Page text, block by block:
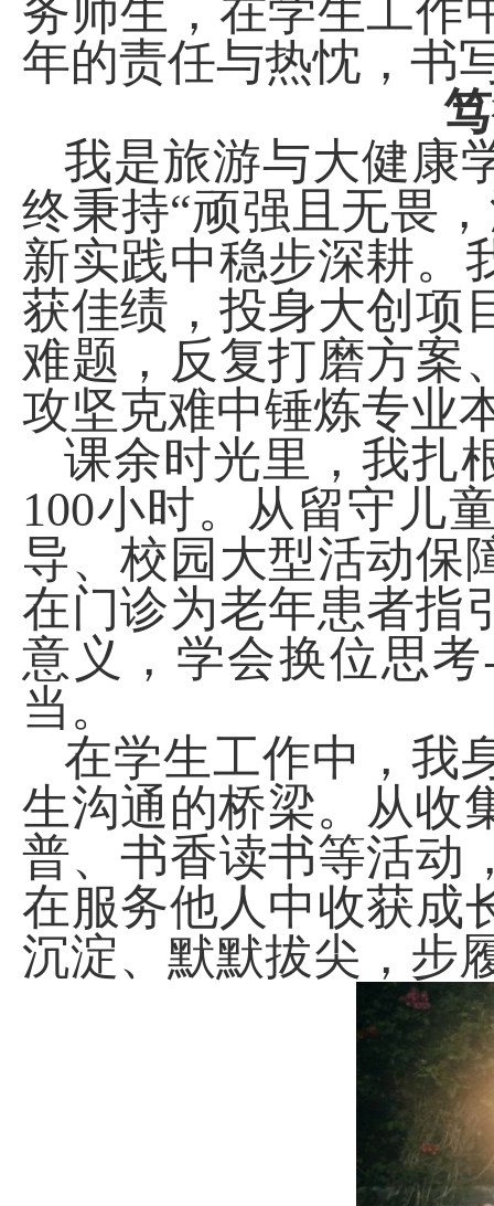
务师生，在学生工作
年的责任与热忱，书
我是旅游与大健康
终秉持“顽强且无畏
新实践中稳步深耕。
获佳绩，投身大创项
难题，反复打磨方案
攻坚克难中锤炼专业
课余时光里，我扎
100小时。从留守儿
导、校园大型活动保
在门诊为老年患者指
意义，学会换位思
当。
在学生工作中，我
生沟通的桥梁。从收
普、书香读书等活动
在服务他人中收获成
沉淀、默默拔尖，步